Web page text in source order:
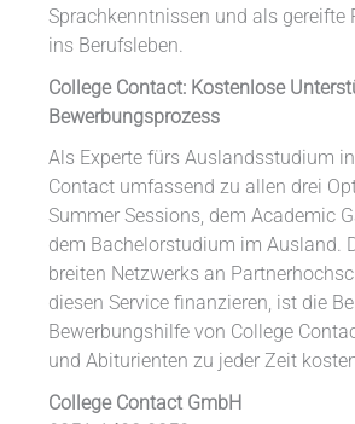
Sprachkenntnissen und als gereifte
ins Berufsleben.
College Contact: Kostenlose
Bewerbungsprozess
Als Experte fürs Auslandsstudium
Contact umfassend zu allen drei
Summer Sessions, dem Academic
dem Bachelorstudium im Ausland.
breiten Netzwerks an
diesen Service finanzieren, ist die
Bewerbungshilfe von College
und Abiturienten zu jeder Zeit
College Contact GmbH